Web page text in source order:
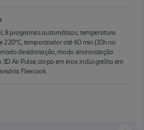
8 programas automáticos, temperatura
220°C, temporizador até 60 min (10h no
desidratação, modo sincronização
Air Pulse, corpo em inox, inclui grelha em
Flexcook.